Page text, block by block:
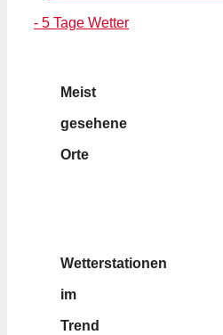
- 5 Tage Wetter
Meist
gesehene
Orte
Wetterstationen
im
Trend